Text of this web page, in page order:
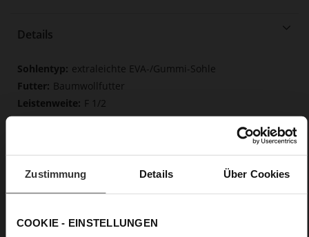
Zustimmung Details Über Cookies
COOKIE - EINSTELLUNGEN
Details
Mehr
Informationen
extraleichte EVA-/Gummi-Sohle
Baumwollfutter
F 1/2
Weiche, fest eingearbeitete Einlegesohle aus
Soft-Tex, Kalbvelourleder in Raulederoptik